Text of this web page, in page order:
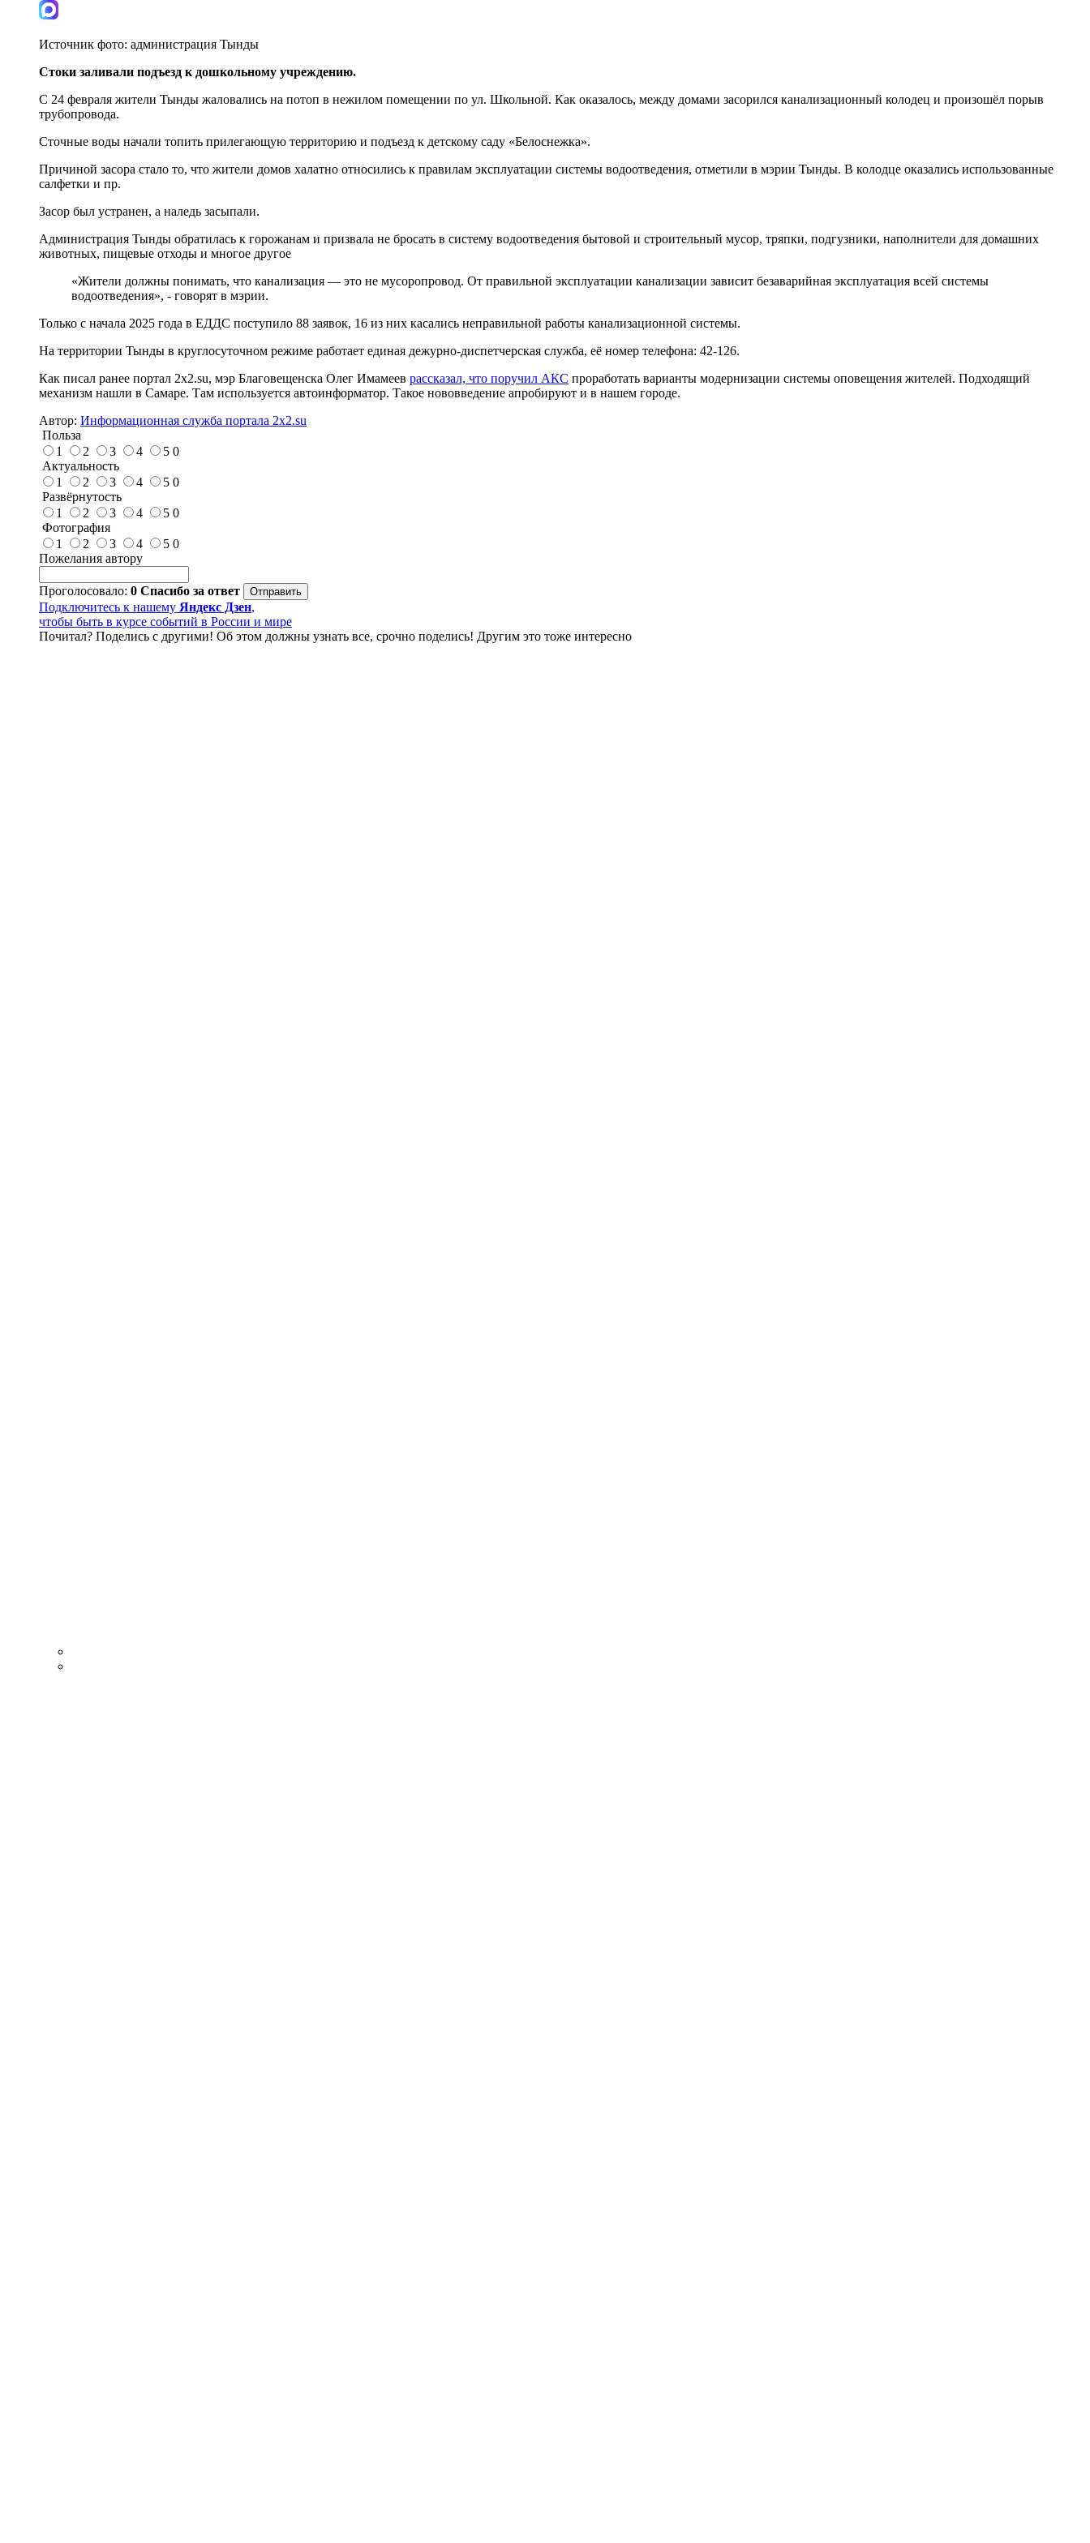
Источник фото: администрация Тынды
Стоки заливали подъезд к дошкольному учреждению.
С 24 февраля жители Тынды жаловались на потоп в нежилом помещении по ул. Школьной. Как оказалось, между домами засорился канализационный колодец и произошёл порыв
трубопровода.
Сточные воды начали топить прилегающую территорию и подъезд к детскому саду «Белоснежка».
Причиной засора стало то, что жители домов халатно относились к правилам эксплуатации системы водоотведения, отметили в мэрии Тынды. В колодце оказались использованные
салфетки и пр.
Засор был устранен, а наледь засыпали.
Администрация Тынды обратилась к горожанам и призвала не бросать в систему водоотведения бытовой и строительный мусор, тряпки, подгузники, наполнители для домашних
животных, пищевые отходы и многое другое
«Жители должны понимать, что канализация — это не мусоропровод. От правильной эксплуатации канализации зависит безаварийная эксплуатация всей системы
водоотведения», - говорят в мэрии.
Только с начала 2025 года в ЕДДС поступило 88 заявок, 16 из них касались неправильной работы канализационной системы.
На территории Тынды в круглосуточном режиме работает единая дежурно-диспетчерская служба, её номер телефона: 42-126.
Как писал ранее портал 2х2.su, мэр Благовещенска Олег Имамеев рассказал, что поручил АКС проработать варианты модернизации системы оповещения жителей. Подходящий
механизм нашли в Самаре. Там используется автоинформатор. Такое нововведение апробируют и в нашем городе.
Автор: Информационная служба портала 2x2.su
Польза
1
2 3 4 5 0
Актуальность
1
2 3 4 5 0
Развёрнутость
1
2 3 4 5 0
Фотография
1
2 3 4 5 0
Пожелания автору
Проголосовало: 0 Спасибо за ответ
Подключитесь к нашему Яндекс Дзен,
чтобы быть в курсе событий в России и мире
Почитал? Поделись с другими! Об этом должны узнать все, срочно поделись! Другим это тоже интересно